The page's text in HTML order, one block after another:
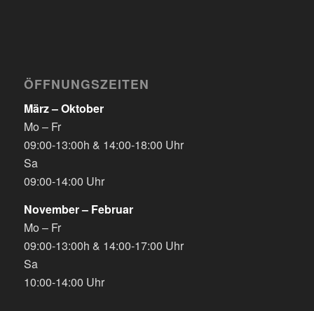
ÖFFNUNGSZEITEN
März – Oktober
Mo – Fr
09:00-13:00h & 14:00-18:00 Uhr
Sa
09:00-14:00 Uhr
November – Februar
Mo – Fr
09:00-13:00h & 14:00-17:00 Uhr
Sa
10:00-14:00 Uhr